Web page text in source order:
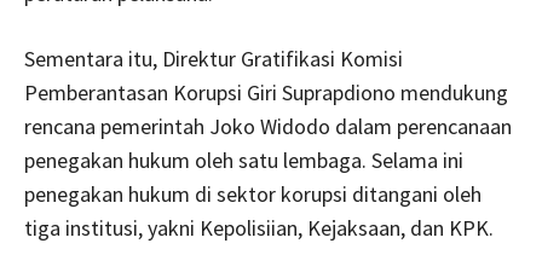
Sementara itu, Direktur Gratifikasi Komisi
Pemberantasan Korupsi Giri Suprapdiono mendukung
rencana pemerintah Joko Widodo dalam perencanaan
penegakan hukum oleh satu lembaga. Selama ini
penegakan hukum di sektor korupsi ditangani oleh
tiga institusi, yakni Kepolisiian, Kejaksaan, dan KPK.